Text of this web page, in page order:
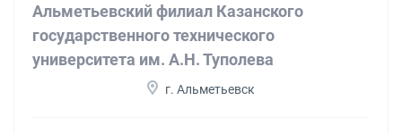
Альметьевский филиал Казанского
государственного технического
университета им. А.Н. Туполева
г. Альметьевск